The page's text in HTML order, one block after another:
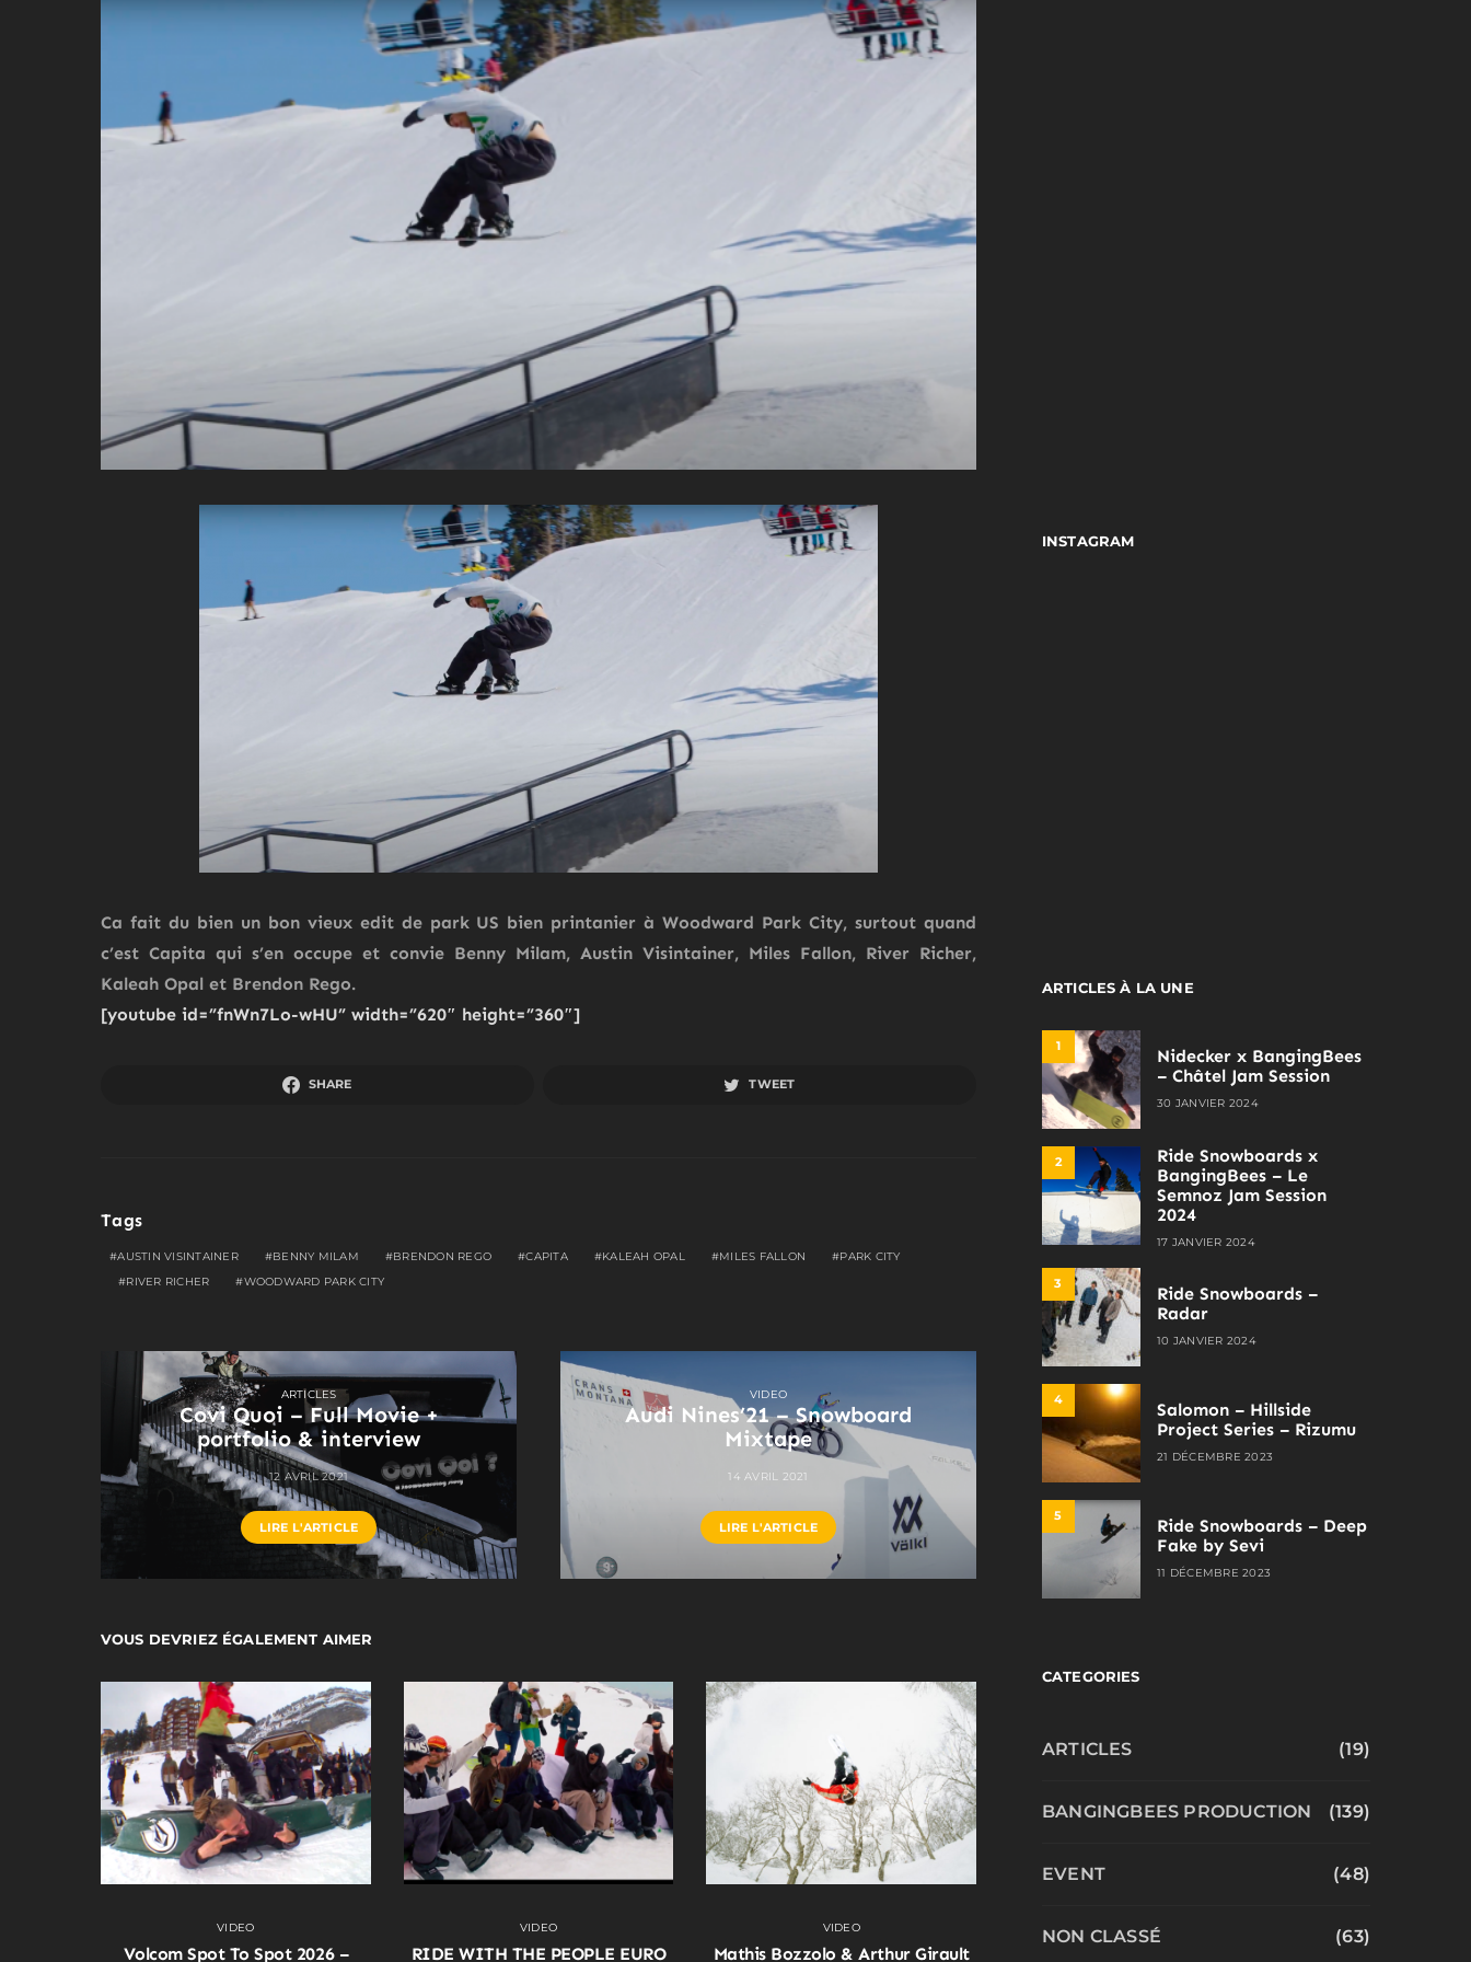
Ca fait du bien un bon vieux edit de park US bien printanier à Woodward Park City, surtout quand
c’est Capita qui s’en occupe et convie Benny Milam, Austin Visintainer, Miles Fallon, River Richer,
Kaleah Opal et Brendon Rego.
[youtube id=”fnWn7Lo-wHU” width=”620″ height=”360″]
SHARE TWEET
Tags
AUSTIN VISINTAINER BENNY MILAM BRENDON REGO CAPITA KALEAH OPAL MILES FALLON
PARK CITY
RIVER RICHER
WOODWARD PARK CITY
ARTICLES
Covi Quoi – Full Movie +
portfolio & interview
12 AVRIL 2021
LIRE L'ARTICLE
VIDEO
Audi Nines’21 – Snowboard
Mixtape
14 AVRIL 2021
LIRE L'ARTICLE
VOUS DEVRIEZ ÉGALEMENT AIMER
VIDEO
Volcom Spot To Spot 2026 –
VIDEO
RIDE WITH THE PEOPLE EURO
VIDEO
Mathis Bozzolo & Arthur Girault
INSTAGRAM
ARTICLES À LA UNE
1
Nidecker x BangingBees
– Châtel Jam Session
30 JANVIER 2024
2
Ride Snowboards x
BangingBees – Le
Semnoz Jam Session
2024
17 JANVIER 2024
3
Ride Snowboards –
Radar
10 JANVIER 2024
4
Salomon – Hillside
Project Series – Rizumu
21 DÉCEMBRE 2023
5
Ride Snowboards – Deep
Fake by Sevi
11 DÉCEMBRE 2023
CATEGORIES
ARTICLES (19)
BANGINGBEES PRODUCTION (139)
EVENT (48)
NON CLASSÉ (63)